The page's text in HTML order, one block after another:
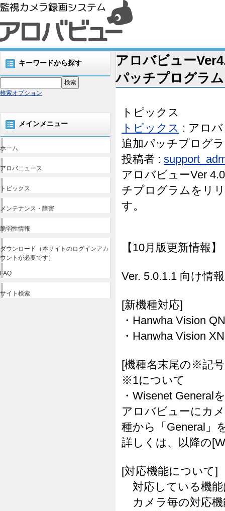
キーワードから探す
検索オプション
メインメニュー
ホーム
アロバニュース
トピックス
メンテナンス・障害
脆弱性情報
ダウンロード（本サイトのログインアカ
ウントが必要です）
FAQ
サイト検索
アロバビュー
パッチプログラ
トピックス
トピックス : アロ
追加パッチプログ
投稿者 :
アロバビューVer
チプログラムをリ
す。
【10月版更新情報】
Ver. 5.0.1.1 向け情報
[新機種対応]
・Hanwha Vision
・Hanwha Vision
[機種名末尾の※記
※1について
・Wisenet General
アロバビューにカ
種から「General」
詳しくは、以降の
[対応機能について]
対応している機
カメラ毎の対応機